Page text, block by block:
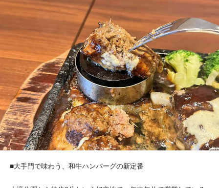
■大手門で味わう、和牛ハンバーグの新定番